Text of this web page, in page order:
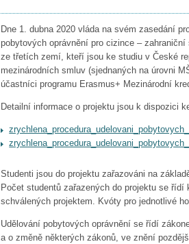
Dne 1. dubna 2020 vláda na svém zasedání
pobytových oprávnění pro cizince –
ze třetích zemí, kteří jsou ke studiu v České
mezinárodních smluv (sjednaných na úrovni
účastníci programu Erasmus+ Mezinárodní
Detailní informace o projektu jsou k dispozici
Studenti jsou do projektu zařazováni na
Počet studentů zařazených do projektu se
schválených projektem. Kvóty pro jednotlivé
Udělování pobytových oprávnění se řídí
a o změně některých zákonů, ve znění